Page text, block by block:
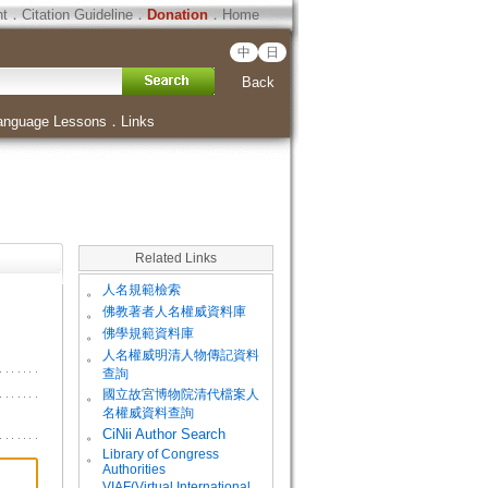
．Citation Guideline．Donation．Home
中 日
Back
Lessons ． Links
Related Links
。 人名規範檢索
。 佛教著者人名權威資料庫
。 佛學規範資料庫
。
人名權威明清人物傳記資料
查詢
。
國立故宮博物院清代檔案人
名權威資料查詢
。
CiNii Author Search
。
Library of Congress
Authorities